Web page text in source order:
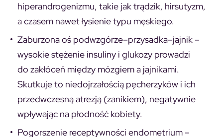
hiperandrogenizmu, takie jak trądzik, hirsutyzm,
a czasem nawet łysienie typu męskiego.
Zaburzona oś podwzgórze–przysadka–jajnik –
wysokie stężenie insuliny i glukozy prowadzi
do zakłóceń między mózgiem a jajnikami.
Skutkuje to niedojrzałością pęcherzyków i ich
przedwczesną atrezją (zanikiem), negatywnie
wpływając na płodność kobiety.
Pogorszenie receptywności endometrium –